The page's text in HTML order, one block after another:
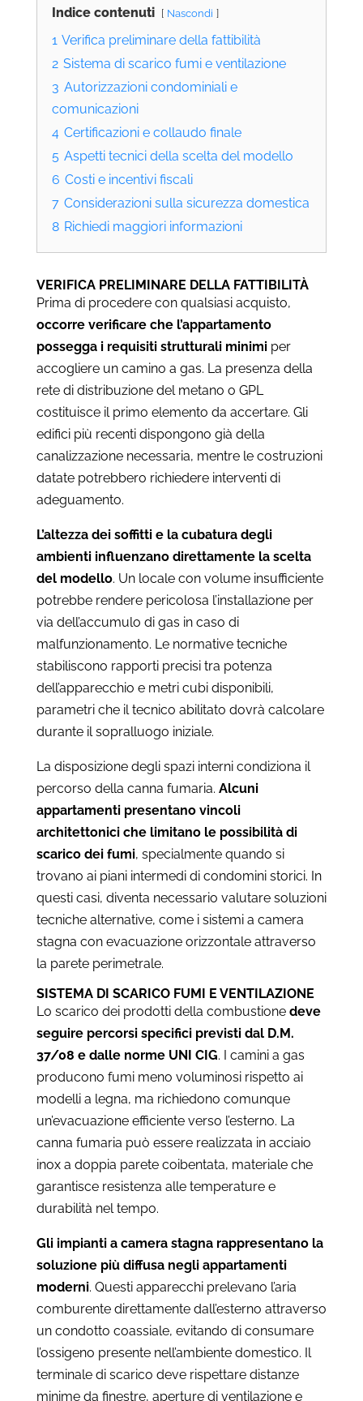
Indice contenuti Nascondi
1 Verifica preliminare della fattibilità
2 Sistema di scarico fumi e ventilazione
3 Autorizzazioni condominiali e
comunicazioni
4 Certificazioni e collaudo finale
5 Aspetti tecnici della scelta del modello
6 Costi e incentivi fiscali
7 Considerazioni sulla sicurezza domestica
8 Richiedi maggiori informazioni
VERIFICA PRELIMINARE DELLA FATTIBILITÀ
Prima di procedere con qualsiasi acquisto,
occorre verificare che l’appartamento
possegga i requisiti strutturali minimiper
accogliere un camino a gas. La presenza della
rete di distribuzione del metano o GPL
costituisce il primo elemento da accertare. Gli
edifici più recenti dispongono già della
canalizzazione necessaria, mentre le costruzioni
datate potrebbero richiedere interventi di
adeguamento.
L’altezza dei soffitti e la cubatura degli
ambienti influenzano direttamente la scelta
del modello. Un locale con volume insufficiente
potrebbe rendere pericolosa l’installazione per
via dell’accumulo di gas in caso di
malfunzionamento. Le normative tecniche
stabiliscono rapporti precisi tra potenza
dell’apparecchio e metri cubi disponibili,
parametri che il tecnico abilitato dovrà calcolare
durante il sopralluogo iniziale.
La disposizione degli spazi interni condiziona il
percorso della canna fumaria. Alcuni
appartamenti presentano vincoli
architettonici che limitano le possibilità di
scarico dei fumi, specialmente quando si
trovano ai piani intermedi di condomini storici. In
questi casi, diventa necessario valutare soluzioni
tecniche alternative, come i sistemi a camera
stagna con evacuazione orizzontale attraverso
la parete perimetrale.
SISTEMA DI SCARICO FUMI E VENTILAZIONE
Lo scarico dei prodotti della combustione deve
seguire percorsi specifici previsti dal D.M.
37/08 e dalle norme UNI CIG. I camini a gas
producono fumi meno voluminosi rispetto ai
modelli a legna, ma richiedono comunque
un’evacuazione efficiente verso l’esterno. La
canna fumaria può essere realizzata in acciaio
inox a doppia parete coibentata, materiale che
garantisce resistenza alle temperature e
durabilità nel tempo.
Gli impianti a camera stagna rappresentano la
soluzione più diffusa negli appartamenti
moderni. Questi apparecchi prelevano l’aria
comburente direttamente dall’esterno attraverso
un condotto coassiale, evitando di consumare
l’ossigeno presente nell’ambiente domestico. Il
terminale di scarico deve rispettare distanze
minime da finestre, aperture di ventilazione e